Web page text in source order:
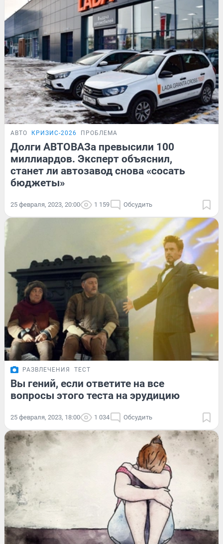
АВТО КРИЗИС-2026 ПРОБЛЕМА
Долги АВТОВАЗа превысили 100
миллиардов. Эксперт объяснил,
станет ли автозавод снова «сосать
бюджеты»
25 февраля, 2023, 20:00 1 159 Обсудить
РАЗВЛЕЧЕНИЯ ТЕСТ
Вы гений, если ответите на все
вопросы этого теста на эрудицию
25 февраля, 2023, 18:00 1 034 Обсудить